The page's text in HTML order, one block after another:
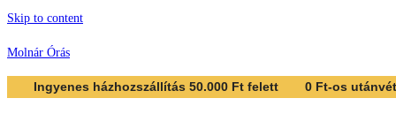
Skip to content
Molnár Órás
Ingyenes házhozszállítás 50.000 Ft felett 0 Ft-os